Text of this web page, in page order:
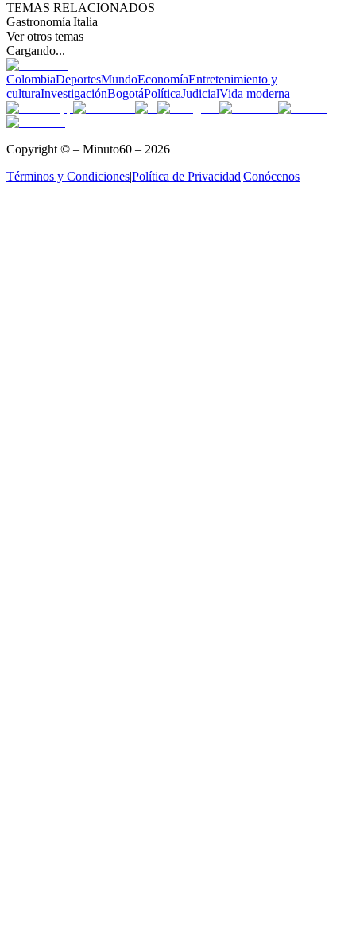
TEMAS RELACIONADOS
Gastronomía|Italia
Ver otros temas
Cargando...
ColombiaDeportesMundoEconomíaEntretenimiento y
culturaInvestigaciónBogotáPolíticaJudicialVida moderna
Copyright © – Minuto60 – 2026
Términos y Condiciones|Política de Privacidad|Conócenos